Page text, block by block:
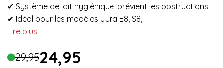
✔ Système de lait hygiénique, prévient les obstructions
✔ Idéal pour les modèles Jura E8, S8,
Lire plus
29,9524,95